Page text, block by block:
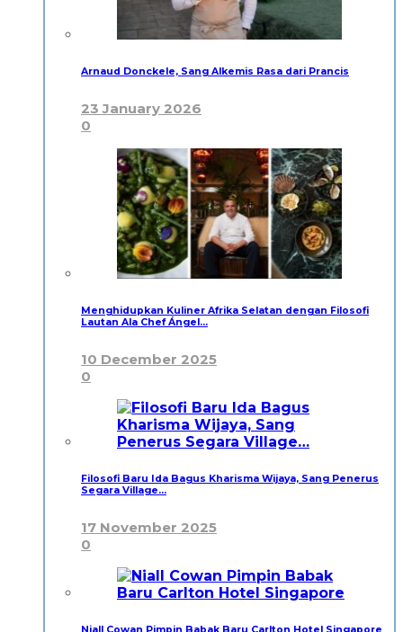
Arnaud Donckele, Sang Alkemis Rasa dari Prancis
23 January 2026
0
Menghidupkan Kuliner Afrika Selatan dengan Filosofi
Lautan Ala Chef Ángel…
10 December 2025
0
Filosofi Baru Ida Bagus Kharisma Wijaya, Sang Penerus
Segara Village…
17 November 2025
0
Niall Cowan Pimpin Babak Baru Carlton Hotel Singapore